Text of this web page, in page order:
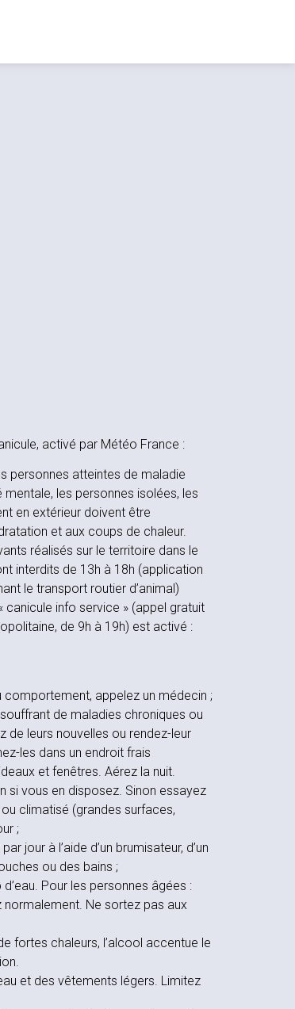
activé par Météo France :
personnes atteintes de maladie
les personnes isolées, les
en extérieur doivent être
et aux coups de chaleur.
réalisés sur le territoire dans le
interdits de 13h à 18h (application
le transport routier d’animal)
canicule info service » (appel gratuit
de 9h à 19h) est activé :
appelez un médecin ;
de maladies chroniques ou
de leurs nouvelles ou rendez-leur
les dans un endroit frais
et fenêtres. Aérez la nuit.
si vous en disposez. Sinon essayez
climatisé (grandes surfaces,
;
jour à l’aide d’un brumisateur, d’un
ou des bains ;
Pour les personnes âgées :
normalement. Ne sortez pas aux
fortes chaleurs, l’alcool accentue le
et des vêtements légers. Limitez